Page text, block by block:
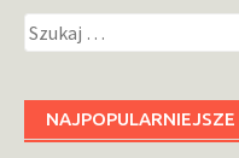
Szukaj:
NAJPOPULARNIEJSZE